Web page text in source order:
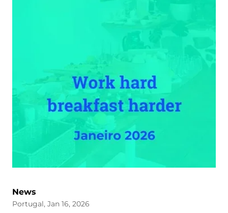
News
Portugal, Jan 16, 2026